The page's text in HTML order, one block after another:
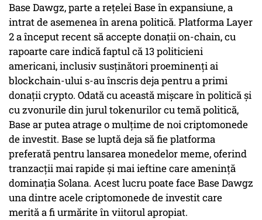
Base Dawgz, parte a rețelei Base în expansiune, a
intrat de asemenea în arena politică. Platforma Layer
2 a început recent să accepte donații on-chain, cu
rapoarte care indică faptul că 13 politicieni
americani, inclusiv susținători proeminenți ai
blockchain-ului s-au înscris deja pentru a primi
donații crypto. Odată cu această mișcare în politică și
cu zvonurile din jurul tokenurilor cu temă politică,
Base ar putea atrage o mulțime de noi criptomonede
de investit. Base se luptă deja să fie platforma
preferată pentru lansarea monedelor meme, oferind
tranzacții mai rapide și mai ieftine care amenință
dominația Solana. Acest lucru poate face Base Dawgz
una dintre acele criptomonede de investit care
merită a fi urmărite în viitorul apropiat.